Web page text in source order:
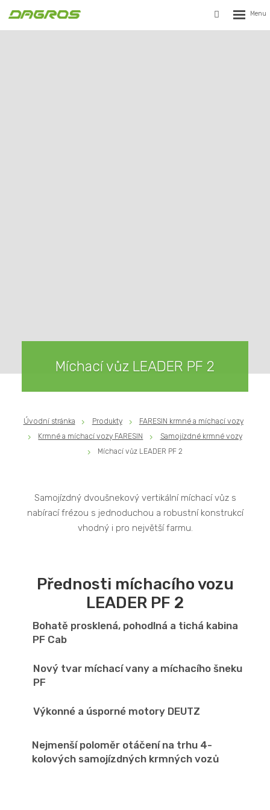
Vyhledávání
Míchací vůz LEADER PF 2
Úvodní stránka Produkty
FARESIN krmné a míchací vozy
Krmné a míchací vozy FARESIN
Samojízdné krmné vozy
Míchací vůz LEADER PF 2
Samojízdný dvoušnekový vertikální míchací vůz s
nabírací frézou s jednoduchou a robustní konstrukcí
vhodný i pro největší farmu.
Přednosti míchacího vozu
LEADER PF 2
Bohatě prosklená, pohodlná a tichá kabina
PF Cab
Nový tvar míchací vany a míchacího šneku
PF
Výkonné a úsporné motory DEUTZ
Nejmenší poloměr otáčení na trhu 4-
kolových samojízdných krmných vozů